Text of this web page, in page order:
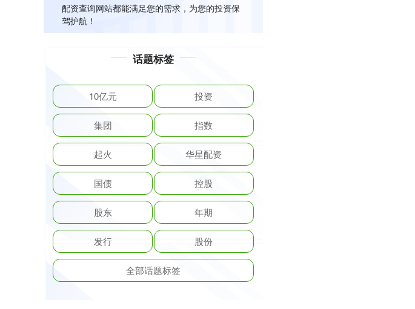
配资查询网站都能满足您的需求，为您的投资保
驾护航！
话题标签
10亿元 投资
集团 指数
起火 华星配资
国债 控股
股东 年期
发行 股份
全部话题标签